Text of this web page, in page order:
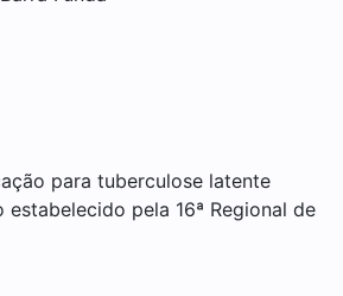
para tuberculose latente
pela 16ª Regional de